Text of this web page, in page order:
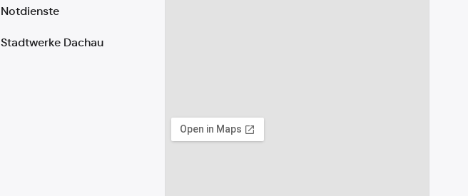
Notdienste
Stadtwerke Dachau